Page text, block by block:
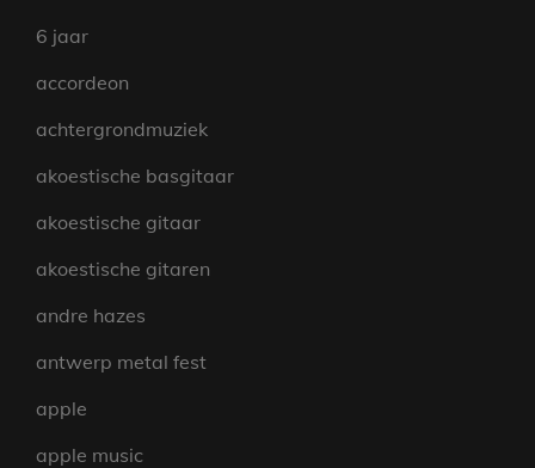
6 jaar
accordeon
achtergrondmuziek
akoestische basgitaar
akoestische gitaar
akoestische gitaren
andre hazes
antwerp metal fest
apple
apple music